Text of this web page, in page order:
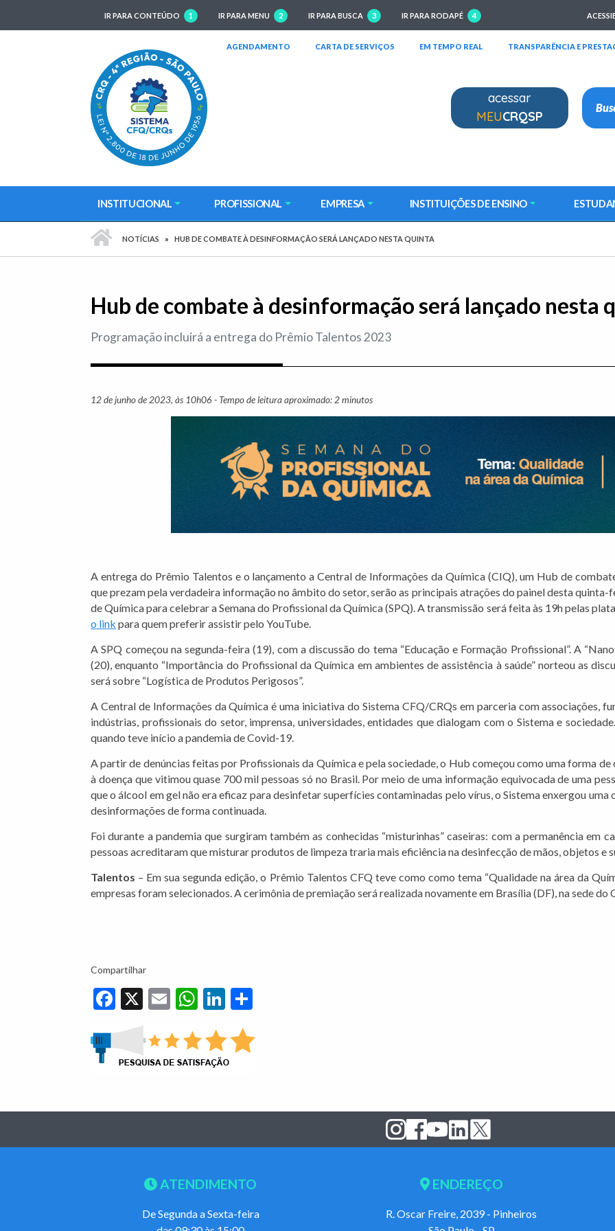
IR PARA CONTEÚDO 1 IR PARA MENU 2 IR PARA BUSCA 3 IR PARA RODAPÉ 4
AGENDAMENTO (ABRIRÁ EM NOVA JANELA)
CARTA DE SERVIÇOS (ABRIRÁ EM NOVA JANELA)
EM TEMPO REAL (ABRIRÁ EM NOVA JANELA)
TRANSPARÊNCIA E
acessar
MEUCRQSP
INSTITUCIONAL PROFISSIONAL EMPRESA INSTITUIÇÕES DE ENSINO
PÁGINA INICIAL
NOTÍCIAS HUB DE COMBATE À DESINFORMAÇÃO SERÁ LANÇADO NESTA QUINTA
Hub de combate à desinformação será lançado nesta
Programação incluirá a entrega do Prêmio Talentos 2023
12 de junho de 2023, às 10h06 - Tempo de leitura aproximado: 2 minutos
A entrega do Prêmio Talentos e o lançamento a Central de Informações da Química (CIQ), um Hub de
que prezam pela verdadeira informação no âmbito do setor, serão as principais atrações do painel desta
de Química para celebrar a Semana do Profissional da Química (SPQ). A transmissão será feita às 19h pelas
o link para quem preferir assistir pelo YouTube.
A SPQ começou na segunda-feira (19), com a discussão do tema “Educação e Formação Profissional”. A
(20), enquanto “Importância do Profissional da Química em ambientes de assistência à saúde” norteou as
será sobre “Logística de Produtos Perigosos”.
A Central de Informações da Química é uma iniciativa do Sistema CFQ/CRQs em parceria com associações,
indústrias, profissionais do setor, imprensa, universidades, entidades que dialogam com o Sistema e
quando teve início a pandemia de Covid-19.
A partir de denúncias feitas por Profissionais da Química e pela sociedade, o Hub começou como uma forma
à doença que vitimou quase 700 mil pessoas só no Brasil. Por meio de uma informação equivocada de uma
que o álcool em gel não era eficaz para desinfetar superfícies contaminadas pelo vírus, o Sistema enxergou
desinformações de forma continuada.
Foi durante a pandemia que surgiram também as conhecidas “misturinhas” caseiras: com a permanência em
pessoas acreditaram que misturar produtos de limpeza traria mais eficiência na desinfecção de mãos, objetos e
Talentos – Em sua segunda edição, o Prêmio Talentos CFQ teve como como tema “Qualidade na área da
empresas foram selecionados. A cerimônia de premiação será realizada novamente em Brasília (DF), na sede do
Compartilhar
Facebook
X EmailWhatsApp
LinkedIn
ATENDIMENTO
De Segunda a Sexta-feira
ENDEREÇO
R. Oscar Freire, 2039 - Pinheiros